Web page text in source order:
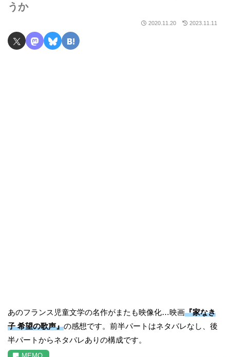
うか
2020.11.20 2023.11.11
あのフランス児童文学の名作がまたも映像化…映画『家なき
子 希望の歌声』の感想です。前半パートはネタバレなし、後
半パートからネタバレありの構成です。